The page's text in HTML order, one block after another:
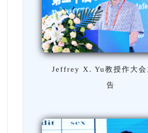
Jeffrey X. Yu教授作大会
告